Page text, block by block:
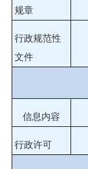
规章
行政规范性
文件
信息内容
行政许可